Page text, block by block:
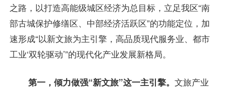
之路，以打造高能级城区经济为总目标，立足我区“南
部古城保护修缮区、中部经济活跃区”的功能定位，加
速形成“以新文旅为主引擎，高品质现代服务业、都市
工业‘双轮驱动’”的现代化产业发展新格局。
第一，倾力做强“新文旅”这一主引擎。 文旅产业